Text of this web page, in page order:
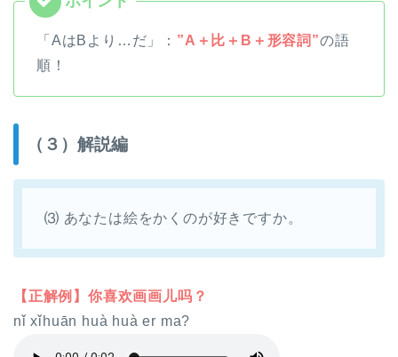
「AはBより…だ」： ”A＋比＋B＋形容詞”の語
順！
（３）解説編
⑶ あなたは絵をかくのが好きですか。
【正解例】你喜欢画画儿吗？
nǐ xǐhuān huà huà er ma?